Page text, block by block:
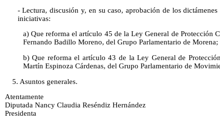
- Lectura, discusión y, en su caso, aprobación de los
iniciativas:
a) Que reforma el artículo 45 de la Ley General de Protección
Fernando Badillo Moreno, del Grupo Parlamentario de Morena;
b) Que reforma el artículo 43 de la Ley General de
Martín Espinoza Cárdenas, del Grupo Parlamentario de
5. Asuntos generales.
Atentamente
Diputada Nancy Claudia Reséndiz Hernández
Presidenta